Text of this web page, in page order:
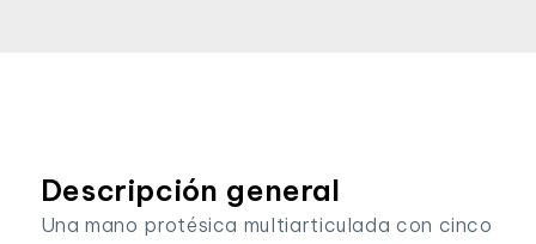
Descripción general
Una mano protésica multiarticulada con cinco